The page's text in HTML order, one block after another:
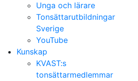
Unga och lärare
Tonsättarutbildningar
Sverige
YouTube
Kunskap
KVAST:s
tonsättarmedlemmar